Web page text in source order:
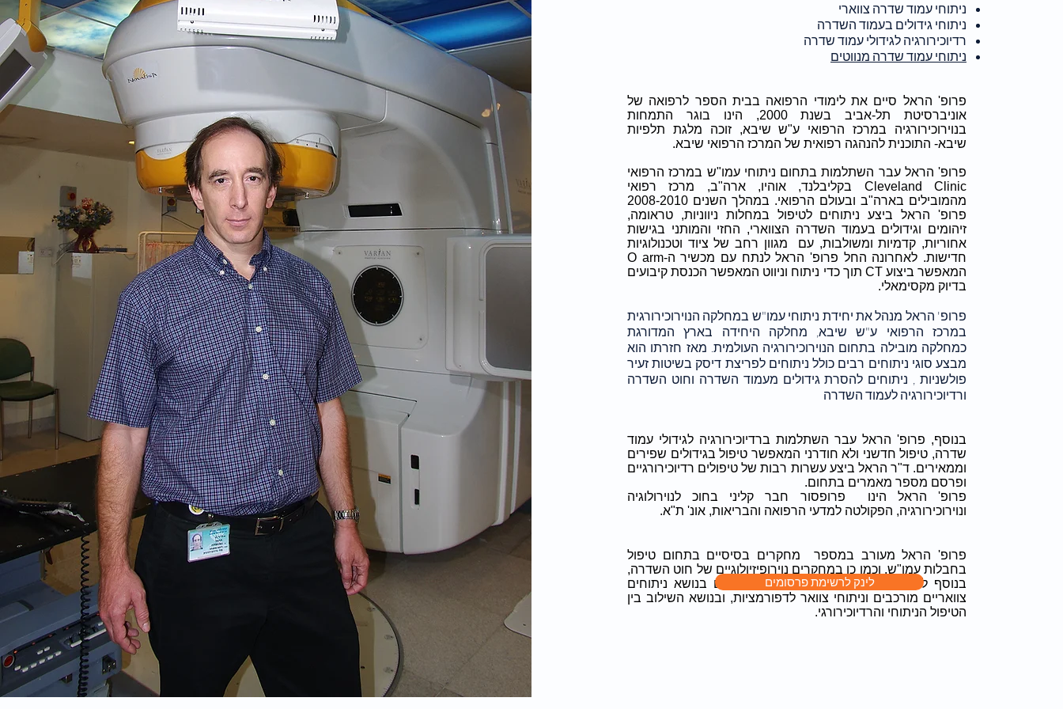
ניתוחי עמוד שדרה צווארי
ניתוחי גידולים בעמוד השדרה
רדיוכירורגיה לגידולי עמוד שדרה
ניתוחי עמוד שדרה מנווטים
פרופ' הראל סיים את לימודי הרפואה בבית הספר לרפואה של
אוניברסיטת תל-אביב בשנת 2000, הינו בוגר התמחות
בנוירוכירורגיה במרכז הרפואי ע"ש שיבא, זוכה מלגת תלפיות
שיבא- התוכנית להנהגה רפואית של המרכז הרפואי שיבא.
פרופ' הראל עבר השתלמות בתחום ניתוחי עמו"ש במרכז הרפואי
Cleveland Clinic בקליבלנד, אוהיו, ארה"ב, מרכז רפואי
מהמובילים בארה"ב ובעולם הרפואי. במהלך השנים 2008-2010
פרופ' הראל ביצע ניתוחים לטיפול במחלות ניווניות, טראומה,
זיהומים וגידולים בעמוד השדרה הצווארי, החזי והמותני בגישות
אחוריות, קדמיות ומשולבות, עם מגוון רחב של ציוד וטכנולוגיות
חדישות. לאחרונה החל פרופ' הראל לנתח עם מכשיר ה-O arm
המאפשר ביצוע CT תוך כדי ניתוח וניווט המאפשר הכנסת קיבועים
בדיוק מקסימאלי.
פרופ' הראל מנהל את יחידת ניתוחי עמו"ש במחלקה הנוירוכירורגית
במרכז הרפואי ע"ש שיבא, מחלקה היחידה בארץ המדורגת
כמחלקה מובילה בתחום הנוירוכירורגיה העולמית. מאז חזרתו הוא
מבצע סוגי ניתוחים רבים כולל ניתוחים לפריצת דיסק בשיטות זעיר
פולשניות , ניתוחים להסרת גידולים מעמוד השדרה וחוט השדרה
ורדיוכירורגיה לעמוד השדרה
בנוסף, פרופ' הראל עבר השתלמות ברדיוכירורגיה לגידולי עמוד
שדרה, טיפול חדשני ולא חודרני המאפשר טיפול בגידולים שפירים
וממאירים. ד"ר הראל ביצע עשרות רבות של טיפולים רדיוכירורגיים
ופרסם מספר מאמרים בתחום.
פרופ' הראל הינו פרופסור חבר קליני בחוכ לנוירולוגיה
ונוירוכירורגיה, הפקולטה למדעי הרפואה והבריאות, אונ' ת"א.
פרופ' הראל מעורב במספר מחקרים בסיסיים בתחום טיפול
בחבלות עמו"ש, וכמו כן במחקרים נוירופיזיולוגיים של חוט השדרה,
בנוסף להיותו החוקר הראשי במחקרים קליניים בנושא ניתוחים
צוואריים מורכבים וניתוחי צוואר לדפורמציות, ובנושא השילוב בין
הטיפול הניתוחי והרדיוכירורגי.
לינק לרשימת פרסומים